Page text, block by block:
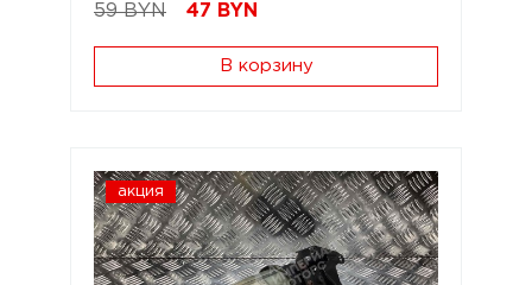
59 BYN 47 BYN
В корзину
акция